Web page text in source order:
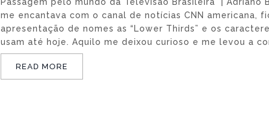
me encantava com o canal de notícias CNN americana,
apresentação de nomes as “Lower Thirds” e os
usam até hoje. Aquilo me deixou curioso e me levou a
READ MORE